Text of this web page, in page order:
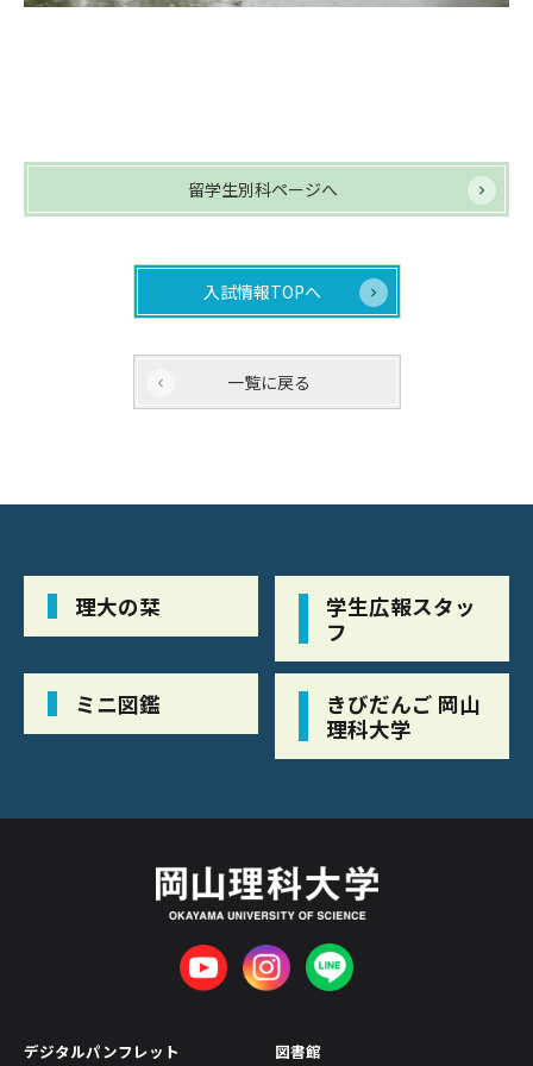
留学生別科ページへ
入試情報TOPへ
一覧に戻る
理大の栞
学生広報スタッ
フ
ミニ図鑑
きびだんご 岡山
理科大学
デジタルパンフレット 図書館